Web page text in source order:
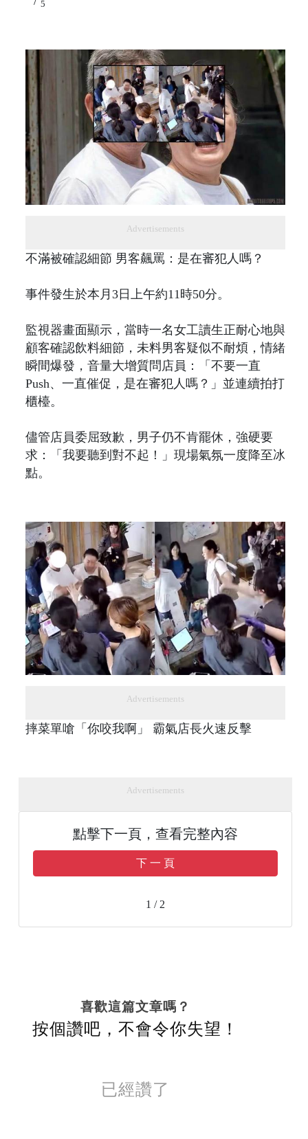
5
Advertisements
不滿被確認細節 男客飆罵：是在審犯人嗎？
事件發生於本月3日上午約11時50分。
監視器畫面顯示，當時一名女工讀生正耐心地與
顧客確認飲料細節，未料男客疑似不耐煩，情緒
瞬間爆發，音量大增質問店員：「不要一直
Push、一直催促，是在審犯人嗎？」並連續拍打
櫃檯。
儘管店員委屈致歉，男子仍不肯罷休，強硬要
求：「我要聽到對不起！」現場氣氛一度降至冰
點。
Advertisements
摔菜單嗆「你咬我啊」 霸氣店長火速反擊
Advertisements
點擊下一頁，查看完整內容
下 一 頁
1 / 2
喜歡這篇文章嗎？
按個讚吧，不會令你失望！
已經讚了